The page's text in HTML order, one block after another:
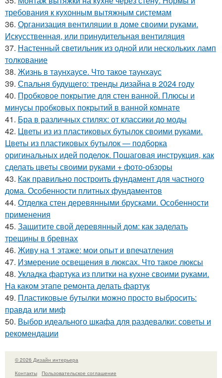
требования к кухонным вытяжным системам
36. Организация вентиляции в доме своими руками.
Искусственная, или принудительная вентиляция
37. Настенный светильник из одной или нескольких ламп
толкование
38. Жизнь в таунхаусе. Что такое таунхаус
39. Спальня будущего: тренды дизайна в 2024 году
40. Пробковое покрытие для стен ванной. Плюсы и
минусы пробковых покрытий в ванной комнате
41. Бра в различных стилях: от классики до моды
42. Цветы из из пластиковых бутылок своими руками.
Цветы из пластиковых бутылок — подборка
оригинальных идей поделок. Пошаговая инструкция, как
сделать цветы своими руками + фото-обзоры
43. Как правильно построить фундамент для частного
дома. Особенности плитных фундаментов
44. Отделка стен деревянными брусками. Особенности
применения
45. Защитите свой деревянный дом: как заделать
трещины в бревнах
46. Живу на 1 этаже: мои опыт и впечатления
47. Измерение освещения в люксах. Что такое люксы
48. Укладка фартука из плитки на кухне своими руками.
На каком этапе ремонта делать фартук
49. Пластиковые бутылки можно просто выбросить:
правда или миф
50. Выбор идеального шкафа для раздевалки: советы и
рекомендации
© 2026 Дизайн интерьера
Контакты
Пользовательское соглашение